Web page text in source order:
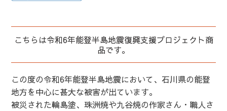
こちらは令和6年能登半島地震復興支援プロジェクト商
品です。
この度の令和6年能登半島地震において、石川県の能登
地方を中心に甚大な被害が出ています。
被災された輪島塗、珠洲焼や九谷焼の作家さん・職人さ